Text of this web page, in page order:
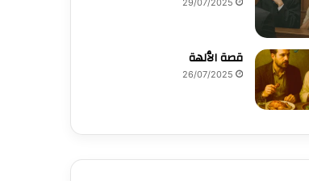
29/07/2025
قصة الٱلهة
26/07/2025